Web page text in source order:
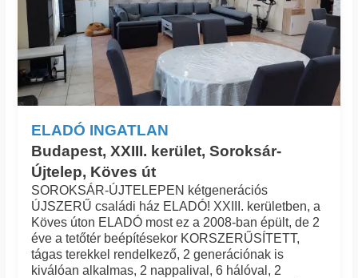
ELADÓ INGATLAN
Budapest, XXIII. kerület, Soroksár-
Újtelep, Köves út
SOROKSÁR-ÚJTELEPEN kétgenerációs
ÚJSZERŰ családi ház ELADÓ! XXIII. kerületben, a
Köves úton ELADÓ most ez a 2008-ban épült, de 2
éve a tetőtér beépítésekor KORSZERŰSÍTETT,
tágas terekkel rendelkező, 2 generációnak is
kiválóan alkalmas, 2 nappalival, 6 hálóval, 2